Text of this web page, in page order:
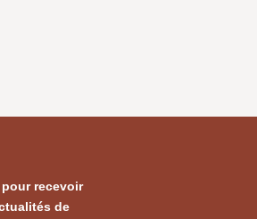
recevoir
de